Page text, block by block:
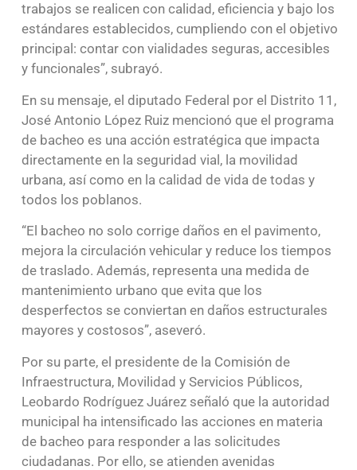
trabajos se realicen con calidad, eficiencia y bajo los
estándares establecidos, cumpliendo con el objetivo
principal: contar con vialidades seguras, accesibles
y funcionales”, subrayó.
En su mensaje, el diputado Federal por el Distrito 11,
José Antonio López Ruiz mencionó que el programa
de bacheo es una acción estratégica que impacta
directamente en la seguridad vial, la movilidad
urbana, así como en la calidad de vida de todas y
todos los poblanos.
“El bacheo no solo corrige daños en el pavimento,
mejora la circulación vehicular y reduce los tiempos
de traslado. Además, representa una medida de
mantenimiento urbano que evita que los
desperfectos se conviertan en daños estructurales
mayores y costosos”, aseveró.
Por su parte, el presidente de la Comisión de
Infraestructura, Movilidad y Servicios Públicos,
Leobardo Rodríguez Juárez señaló que la autoridad
municipal ha intensificado las acciones en materia
de bacheo para responder a las solicitudes
ciudadanas. Por ello, se atienden avenidas